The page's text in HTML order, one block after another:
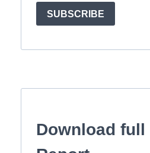
SUBSCRIBE
Download full